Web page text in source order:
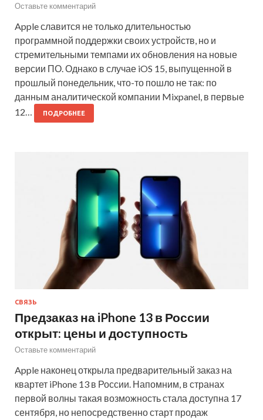
Оставьте комментарий
Apple славится не только длительностью
программной поддержки своих устройств, но и
стремительными темпами их обновления на новые
версии ПО. Однако в случае iOS 15, выпущенной в
прошлый понедельник, что-то пошло не так: по
данным аналитической компании Mixpanel, в первые
12…
ПОДРОБНЕЕ
СВЯЗЬ
Предзаказ на iPhone 13 в России
открыт: цены и доступность
Оставьте комментарий
Apple наконец открыла предварительный заказ на
квартет iPhone 13 в России. Напомним, в странах
первой волны такая возможность стала доступна 17
сентября, но непосредственно старт продаж